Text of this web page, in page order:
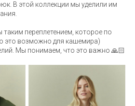
В этой коллекции мы уделили им
переплетением, которое по
это возможно для кашемира)
Мы понимаем, что это важно 🙏🏻